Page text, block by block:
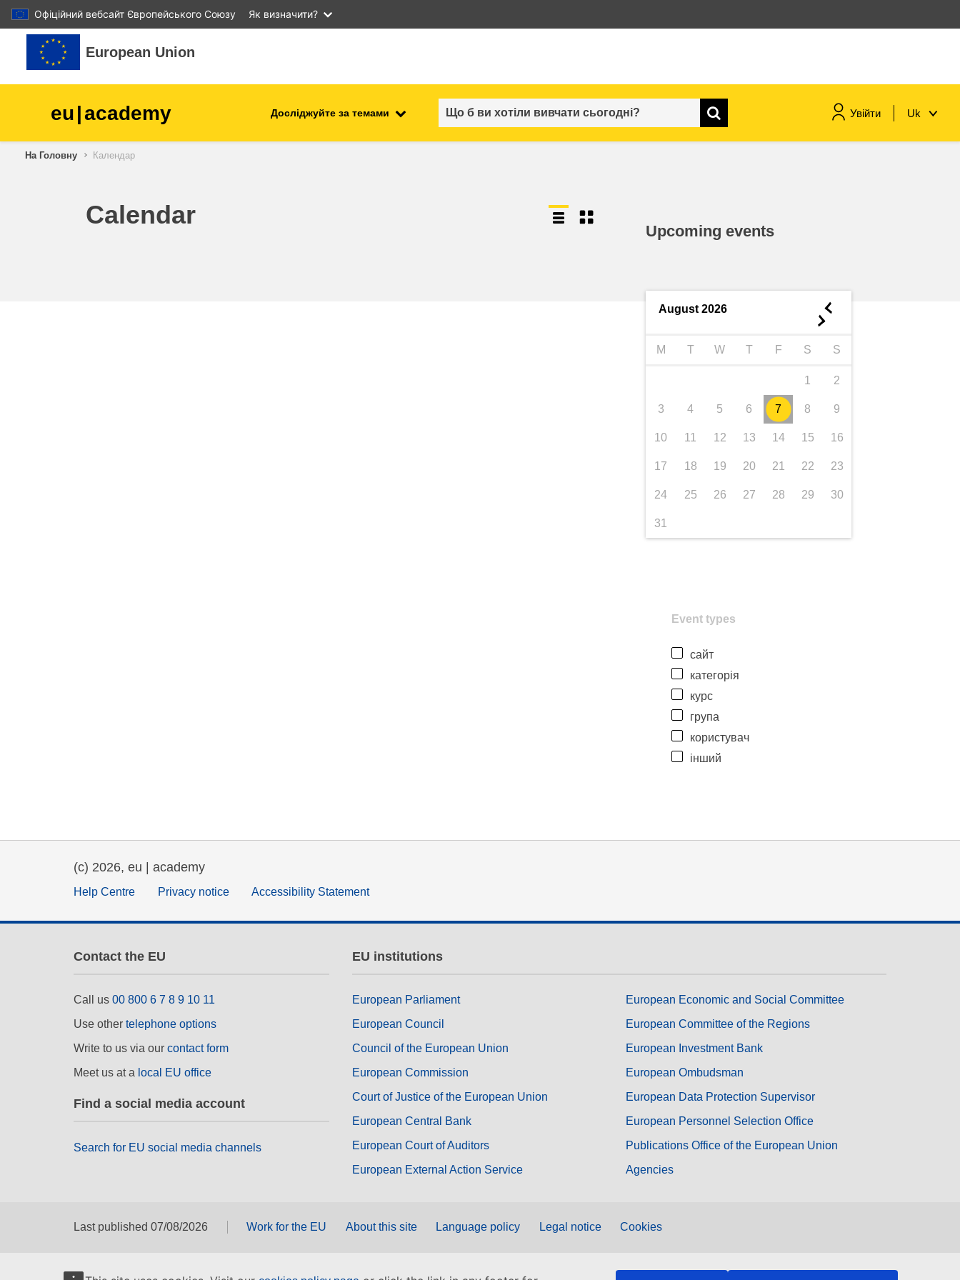
Офіційний вебсайт Європейського Союзу Як визначити?
Перейти до головного вмісту
European Union
eu|academy Досліджуйте за темами Увійти Uk
діти та молодь
продуктів та продовольча
харчування, здоров'я та
знаннями
На Головну Календар
Calendar
Upcoming events
August 2026 ◄
►
M T W T F S S
1 2
3 4 5 6 7 8 9
10 11 12 13 14 15 16
17 18 19 20 21 22 23
24 25 26 27 28 29 30
31
Event types
сайт
категорія
курс
група
користувач
інший
(c) 2026, eu | academy
Help Centre Privacy notice Accessibility Statement
Contact the EU
Call us 00 800 6 7 8 9 10 11
Use other telephone options
Write to us via our contact form
Meet us at a local EU office
Find a social media account
Search for EU social media channels
EU institutions
European Parliament
European Council
Council of the European Union
European Commission
Court of Justice of the European Union
European Central Bank
European Court of Auditors
European External Action Service
European Economic and Social Committee
European Committee of the Regions
European Investment Bank
European Ombudsman
European Data Protection Supervisor
European Personnel Selection Office
Publications Office of the European Union
Agencies
Last published 07/08/2026 Work for the EU About this site Language policy Legal notice Cookies